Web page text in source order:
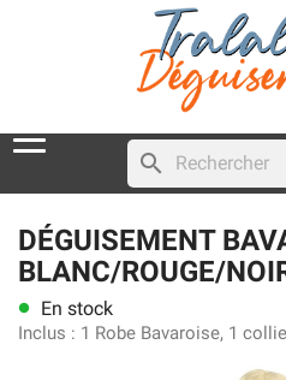
search
DÉGUISEMENT
BLANC/ROUGE/
lens En stock
Inclus : 1 Robe Bavaroise, 1